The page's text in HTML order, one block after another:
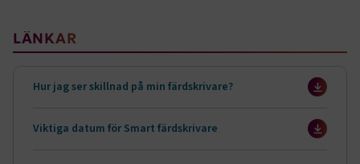
Sidomeny
LÄNKAR
Hur jag ser skillnad på min färdskrivare?
Viktiga datum för Smart färdskrivare